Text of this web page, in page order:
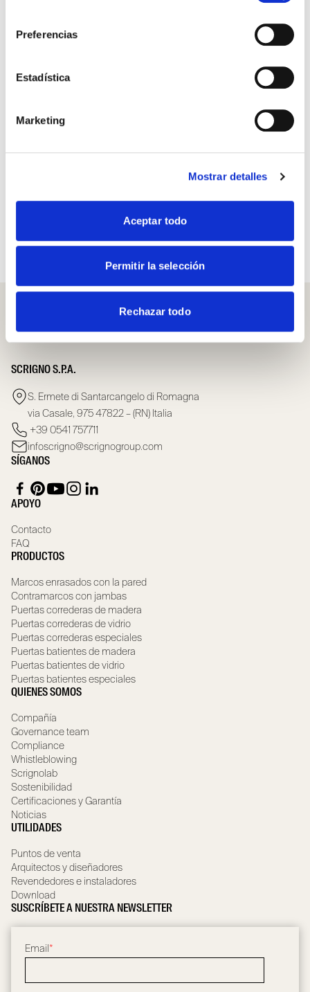
Preferencias
Estadística
Marketing
Mostrar detalles
Aceptar todo
Permitir la selección
Rechazar todo
SCRIGNO S.P.A.
S. Ermete di Santarcangelo di Romagna
via Casale, 975 47822 – (RN) Italia
+39 0541 757711
infoscrigno@scrignogroup.com
SÍGANOS
APOYO
Contacto
FAQ
PRODUCTOS
Marcos enrasados con la pared
Contramarcos con jambas
Puertas correderas de madera
Puertas correderas de vidrio
Puertas correderas especiales
Puertas batientes de madera
Puertas batientes de vidrio
Puertas batientes especiales
QUIENES SOMOS
Compañía
Governance team
Compliance
Whistleblowing
Scrignolab
Sostenibilidad
Certificaciones y Garantía
Noticias
UTILIDADES
Puntos de venta
Arquitectos y diseñadores
Revendedores e instaladores
Download
SUSCRÍBETE A NUESTRA NEWSLETTER
Email*